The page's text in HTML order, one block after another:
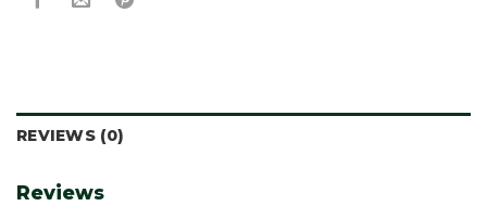
REVIEWS (0)
Reviews